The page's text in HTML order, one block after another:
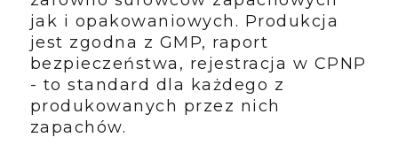
jak i opakowaniowych. Produkcja
jest zgodna z GMP, raport
bezpieczeństwa, rejestracja w CPNP
- to standard dla każdego z
produkowanych przez nich
zapachów.